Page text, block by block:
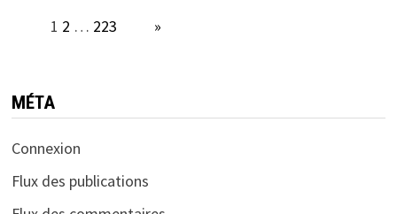
1 2 … 223 »
MÉTA
Connexion
Flux des publications